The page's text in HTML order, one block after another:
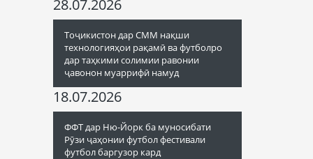
28.07.2026
Тоҷикистон дар СММ нақши
технологияҳои рақамӣ ва футболро
дар таҳкими солимии равонии
ҷавонон муаррифӣ намуд
18.07.2026
ФФТ дар Ню-Йорк ба муносибати
Рӯзи ҷаҳонии футбол фестивали
футбол баргузор кард